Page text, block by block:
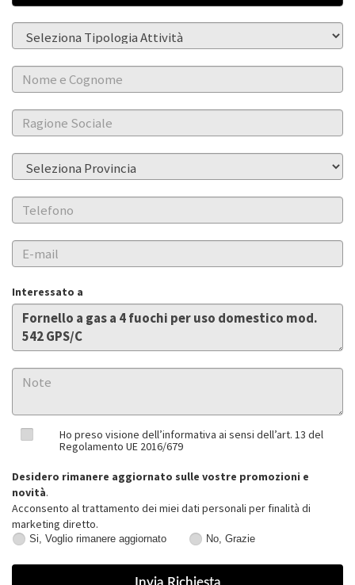
Interessato a
Ho preso visione dell’informativa ai sensi dell’art. 13 del
Regolamento UE 2016/679
Desidero rimanere aggiornato sulle vostre promozioni e
novità.
Acconsento al trattamento dei miei dati personali per finalità di
marketing diretto.
Voglio
Si, Voglio rimanere aggiornato
Grazie
No, Grazie